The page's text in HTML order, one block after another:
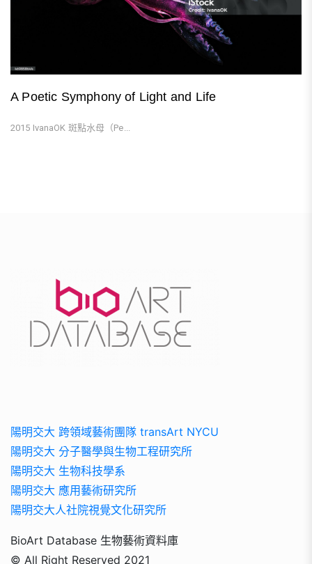
A Poetic Symphony of Light and Life
2015 IvanaOK 斑點水母（Pe...
陽明交大 跨領域藝術團隊 transArt NYCU
陽明交大 分子醫學與生物工程研究所
陽明交大 生物科技學系
陽明交大 應用藝術研究所
陽明交大人社院視覺文化研究所
BioArt Database 生物藝術資料庫
© All Right Reserved 2021